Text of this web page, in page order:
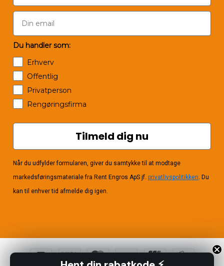
Du handler som:
Erhverv
Offentlig
Privatperson
Rengøringsfirma
Tilmeld dig nu
Når du udfylder formularen, giver du samtykke til at modtage
markedsføringsmateriale fra Rent Engros ApS jf. privatlivspolitikken . Du
kan til enhver tid afmelde dig igen.